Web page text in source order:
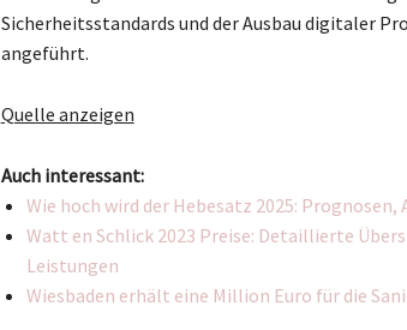
Sicherheitsstandards und der Ausbau digitaler
angeführt.
Quelle anzeigen
Auch interessant:
Wie hoch wird der Hebesatz 2025:
Watt en Schlick 2023 Preise: Detaillierte
Leistungen
Wiesbaden erhält eine Million Euro für die